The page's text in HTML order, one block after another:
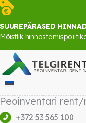
SUUREPÄRASED HINNAD
Mõistlik
Peoinventari rent/
+372 53 565 100